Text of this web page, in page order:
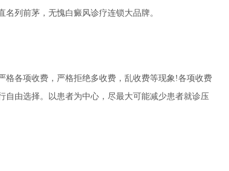
列前茅，无愧白癜风诊疗连锁大品牌。
各项收费，严格拒绝多收费，乱收费等现象!各项收费
自由选择。以患者为中心，尽最大可能减少患者就诊压